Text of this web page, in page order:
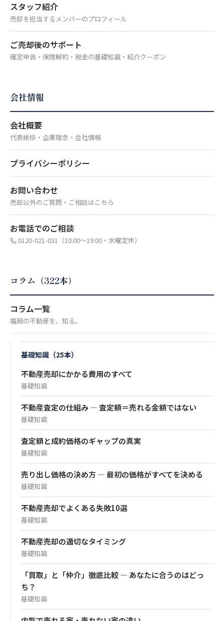
スタッフ紹介
売却を担当するメンバーのプロフィール
ご売却後のサポート
確定申告・保険解約・税金の基礎知識・紹介クーポン
会社情報
会社概要
代表挨拶・企業理念・会社情報
プライバシーポリシー
お問い合わせ
売却以外のご質問・ご相談はこちら
お電話でのご相談
0120-021-031（10:00〜19:00・水曜定休）
コラム（322本）
コラム一覧
福岡の不動産を、知る。
基礎知識（25本）
不動産売却にかかる費用のすべて
基礎知識
不動産査定の仕組み — 査定額＝売れる金額ではない
基礎知識
査定額と成約価格のギャップの真実
基礎知識
売り出し価格の決め方 — 最初の価格がすべてを決める
基礎知識
不動産売却でよくある失敗10選
基礎知識
不動産売却の適切なタイミング
基礎知識
「買取」と「仲介」徹底比較 — あなたに合うのはどっ
ち？
基礎知識